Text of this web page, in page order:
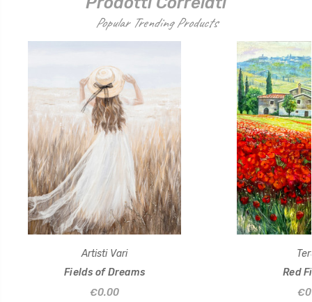
Popular Trending Products
Artisti Vari
Fields of Dreams
€0.00
Red